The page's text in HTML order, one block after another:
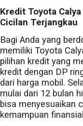
Kredit Toyota
Cicilan Terjangkau
Bagi Anda yang
memiliki Toyota
pilihan kredit yang
kredit dengan DP
dari harga mobil.
mulai dari 12 bulan
bisa menyesuaikan
kemampuan